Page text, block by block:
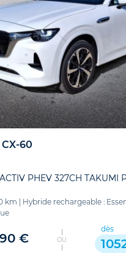
60
PHEV 327CH TAKUMI
km | Hybride rechargeable :
€ OU
dès